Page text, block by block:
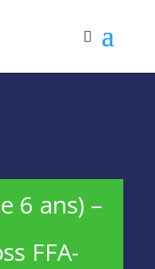
6 ans) –
FFA-